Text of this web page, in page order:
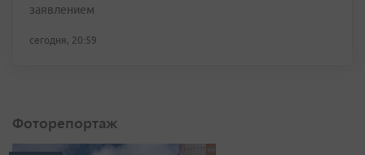
заявлением
сегодня, 20:59
Фоторепортаж